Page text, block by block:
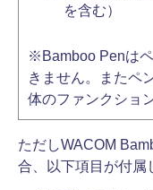
を含む）
※Bamboo Penは
きません。またペ
体のファンクショ
ただしWACOM
合、以下項目が付属